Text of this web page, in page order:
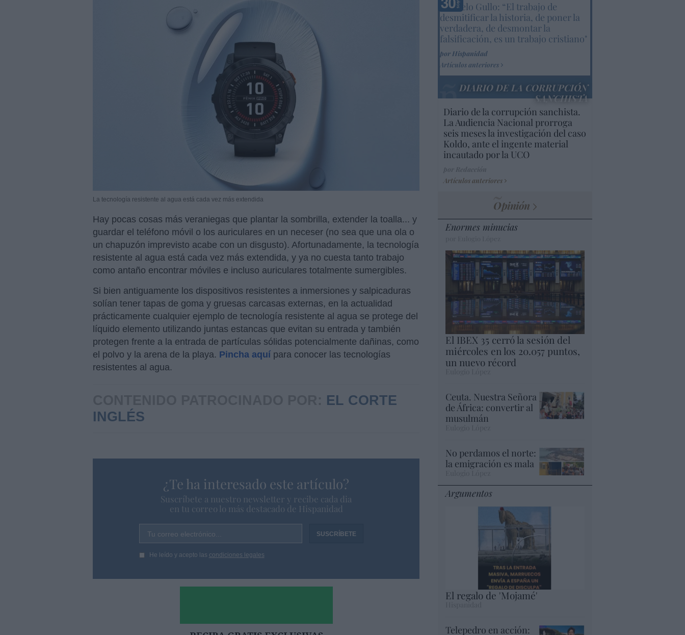
La tecnología resistente al agua está cada vez más extendida
Hay pocas cosas más veraniegas que plantar la sombrilla, extender la toalla... y
guardar el teléfono móvil o los auriculares en un neceser (no sea que una ola o
un chapuzón imprevisto acabe con un disgusto). Afortunadamente, la tecnología
resistente al agua está cada vez más extendida, y ya no cuesta tanto trabajo
como antaño encontrar móviles e incluso auriculares totalmente sumergibles.
Si bien antiguamente los dispositivos resistentes a inmersiones y salpicaduras
solían tener tapas de goma y gruesas carcasas externas, en la actualidad
prácticamente cualquier ejemplo de tecnología resistente al agua se protege del
líquido elemento utilizando juntas estancas que evitan su entrada y también
protegen frente a la entrada de partículas sólidas potencialmente dañinas, como
el polvo y la arena de la playa. Pincha aquí para conocer las tecnologías
resistentes al agua.
EL CORTE
INGLÉS
¿Te ha interesado este artículo?
Suscríbete a nuestro newsletter y recibe cada dia
en tu correo lo más destacado de Hispanidad
Tu correo electrónico...
He leído y acepto las condiciones legales
Marcelo Gullo: “El trabajo de
desmitificar la historia, de poner la
verdadera, de desmontar la
falsificación, es un trabajo cristiano"
por Hispanidad
Artículos anteriores
DIARIO DE LA CORRUPCIÓN
SANCHISTA
Diario de la corrupción sanchista.
La Audiencia Nacional prorroga
seis meses la investigación del caso
Koldo, ante el ingente material
incautado por la UCO
Artículos anteriores
Opinión
Enormes minucias
El IBEX 35 cerró la sesión del
miércoles en los 20.057 puntos,
un nuevo récord
Ceuta. Nuestra Señora
de África: convertir al
musulmán
No perdamos el norte:
la emigración es mala
Argumentos
El regalo de 'Mojamé'
Telepedro en acción: